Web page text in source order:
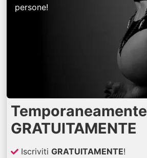
persone!
Temporaneamente
GRATUITAMENTE
Iscriviti GRATUITAMENTE!